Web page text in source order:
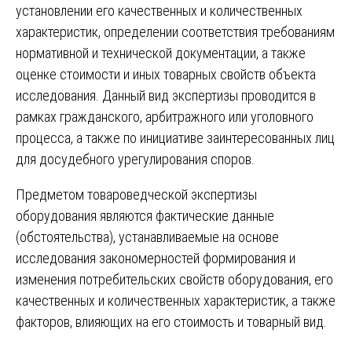
установлении его качественных и количественных
характеристик, определении соответствия требованиям
нормативной и технической документации, а также
оценке стоимости и иных товарных свойств объекта
исследования. Данный вид экспертизы проводится в
рамках гражданского, арбитражного или уголовного
процесса, а также по инициативе заинтересованных лиц
для досудебного урегулирования споров.
Предметом товароведческой экспертизы
оборудования являются фактические данные
(обстоятельства), устанавливаемые на основе
исследования закономерностей формирования и
изменения потребительских свойств оборудования, его
качественных и количественных характеристик, а также
факторов, влияющих на его стоимость и товарный вид.